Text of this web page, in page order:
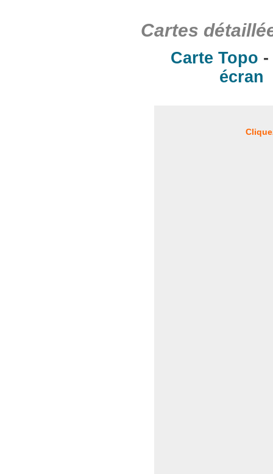
Cartes
Carte Topo -
écran